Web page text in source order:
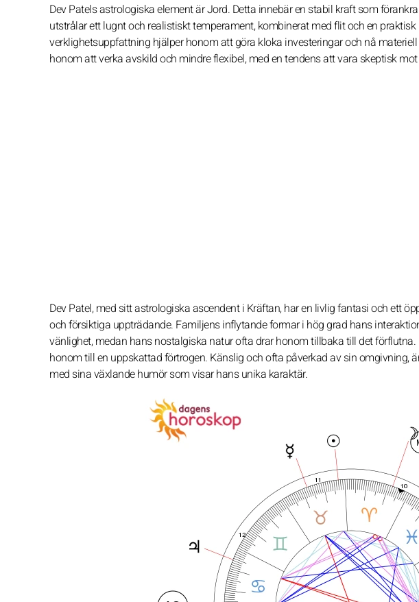
Dev Patels astrologiska element är Jord. Detta innebär en stabil kraft som
utstrålar ett lugnt och realistiskt temperament, kombinerat med flit och en
verklighetsuppfattning hjälper honom att göra kloka investeringar och nå
honom att verka avskild och mindre flexibel, med en tendens att vara skeptisk
Dev Patel, med sitt astrologiska ascendent i Kräftan, har en livlig fantasi och ett
och försiktiga uppträdande. Familjens inflytande formar i hög grad hans
vänlighet, medan hans nostalgiska natur ofta drar honom tillbaka till det
honom till en uppskattad förtrogen. Känslig och ofta påverkad av sin omgivning,
med sina växlande humör som visar hans unika karaktär.